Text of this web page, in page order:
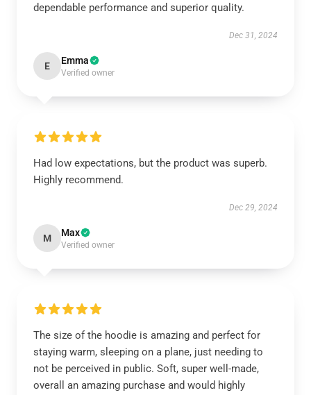
dependable performance and superior quality.
Dec 31, 2024
E Emma
Verified owner
Had low expectations, but the product was superb.
Highly recommend.
Dec 29, 2024
M Max
Verified owner
The size of the hoodie is amazing and perfect for
staying warm, sleeping on a plane, just needing to
not be perceived in public. Soft, super well-made,
overall an amazing purchase and would highly